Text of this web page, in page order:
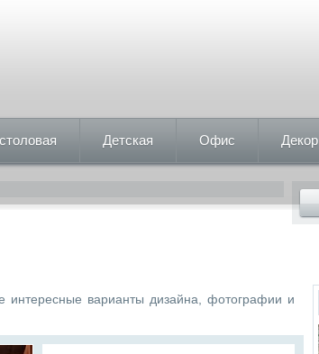
Детская Офис Декор
варианты дизайна, фотографии и